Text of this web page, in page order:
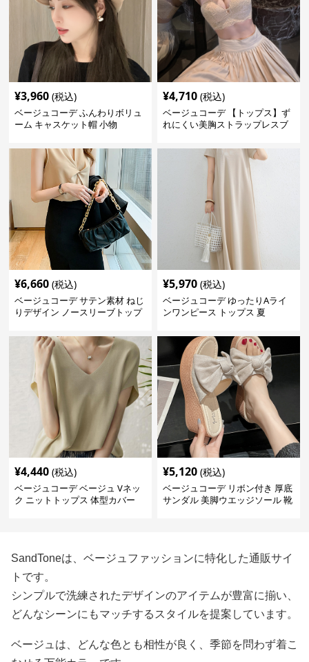
¥3,960 (税込)
ベージュコーデ ふんわりボリュ
ーム キャスケット帽 小物
¥4,710 (税込)
ベージュコーデ 【トップス】ず
れにくい美胸ストラップレスブ
¥6,660 (税込)
ベージュコーデ サテン素材 ねじ
りデザイン ノースリーブトップ
¥5,970 (税込)
ベージュコーデ ゆったりAライ
ンワンピース トップス 夏
¥4,440 (税込)
ベージュコーデ ベージュ Vネッ
ク ニットトップス 体型カバー
¥5,120 (税込)
ベージュコーデ リボン付き 厚底
サンダル 美脚ウエッジソール 靴
SandToneは、ベージュファッションに特化した通販サイ
トです。
シンプルで洗練されたデザインのアイテムが豊富に揃い、
どんなシーンにもマッチするスタイルを提案しています。
ベージュは、どんな色とも相性が良く、季節を問わず着こ